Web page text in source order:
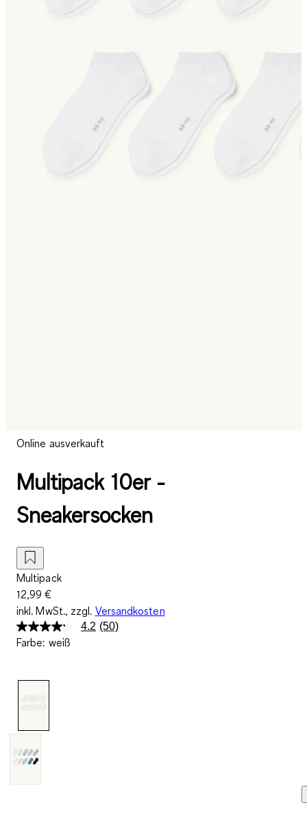
Online ausverkauft
Multipack 10er -
Sneakersocken
Multipack
12,99 €
inkl. MwSt., zzgl. Versandkosten
4.2 50
(50)
Farbe: weiß